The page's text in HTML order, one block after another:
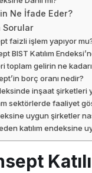
Ne İfade Eder?
Sorular
faizli işlem yapıyor
BIST Katılım
toplam gelirin ne
borç oranı nedir?
inşaat şirketleri
sektörlerde faaliyet
uygun şirketler
katılım